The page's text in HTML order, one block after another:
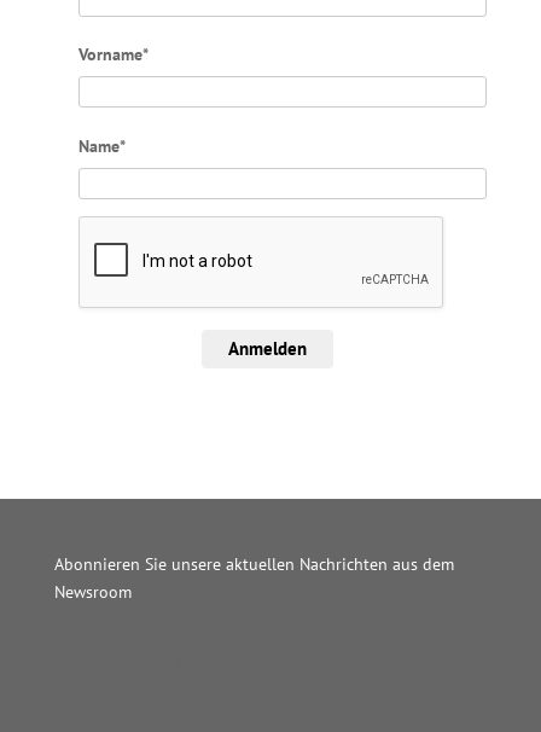
Vorname*
Name*
Anmelden
Abonnieren Sie unsere aktuellen Nachrichten aus dem
Newsroom